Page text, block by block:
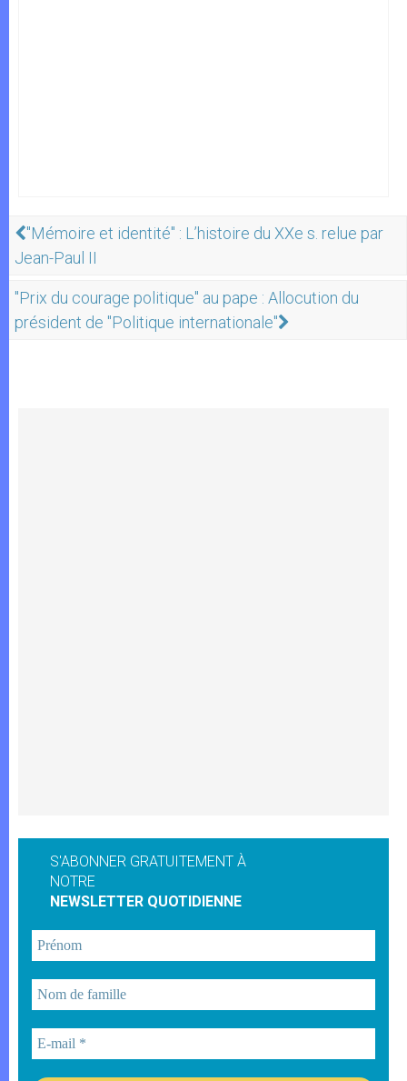
"Mémoire et identité" : L’histoire du XXe s. relue par
Jean-Paul II
"Prix du courage politique" au pape : Allocution du
président de "Politique internationale"
S'ABONNER GRATUITEMENT À
NOTRE
NEWSLETTER QUOTIDIENNE